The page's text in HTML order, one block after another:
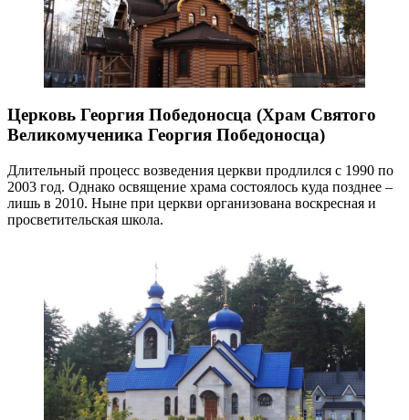
Церковь Георгия Победоносца (Храм Святого
Великомученика Георгия Победоносца)
Длительный процесс возведения церкви продлился с 1990 по
2003 год. Однако освящение храма состоялось куда позднее –
лишь в 2010. Ныне при церкви организована воскресная и
просветительская школа.